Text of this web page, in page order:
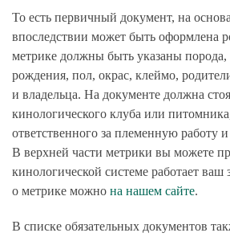
То есть первичный документ, на
впоследствии может быть оформлена
метрике должны быть указаны порода,
рождения, пол, окрас, клеймо,
и владельца. На документе должна
кинологического клуба или
ответственного за племенную работу
В верхней части метрики вы можете
кинологической системе работает ваш
о метрике можнона нашем сайте.
В списке обязательных документов